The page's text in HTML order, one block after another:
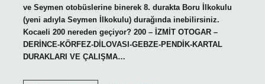
ve Seymen otobüslerine binerek 8. durakta Boru İlkokulu
(yeni adıyla Seymen İlkokulu) durağında inebilirsiniz.
Kocaeli 200 nereden geçiyor? 200 – İZMİT OTOGAR –
DERİNCE-KÖRFEZ-DİLOVASI-GEBZE-PENDİK-KARTAL
DURAKLARI VE ÇALIŞMA…